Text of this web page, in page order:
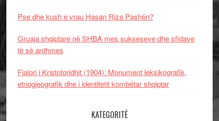
Pse dhe kush e vrau Hasan Riza Pashën?
Gruaja shqiptare në SHBA mes sukseseve dhe sfidave
të së ardhmes
Fjalori i Kristoforidhit (1904): Monument leksikografik,
etnogjeografik dhe i identitetit kombëtar shqiptar
KATEGORITË